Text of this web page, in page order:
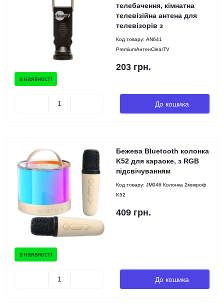
в наявності
телебачення, кімнатна
телевізійна антена для
телевізорів з
Код товару: AN641
PremiumАнтенClearTV
203 грн.
До кошика
в наявності
Бежева Bluetooth колонка
K52 для караоке, з RGB
підсвічуванням
Код товару: JM046 Колонка 2микроф
K52
409 грн.
До кошика